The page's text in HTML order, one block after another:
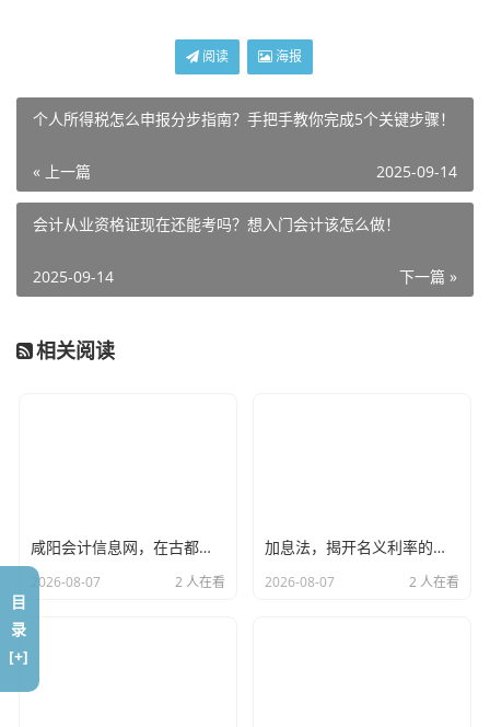
我急忙点头说填了，但心里犯嘀咕：万一系统出岔子？回家
工资扣税前9000块，原来养老和房贷加起来能扣1500，
把数字填实了，重新提交一次。
处理"。有点急，打客服电话问，"喂，我更新了，咋还没生
单再瞅瞅。
块装口袋。
阅读 海报
个人所得税怎么申报分步指南？手把手教你完成5个关键步骤！
« 上一篇 2025-09-14
会计从业资格证现在还能考吗？想入门会计该怎么做！
下一篇 »
2025-09-14
相关阅读
咸阳会计信息网，在古都变迁中，寻找会计人的职业锚点
2026-08-07 2 人在看
加息法，揭开名义利率的面纱，看清金融世界的隐形镰刀
2026-08-07 2 人在看
目
录
[+]